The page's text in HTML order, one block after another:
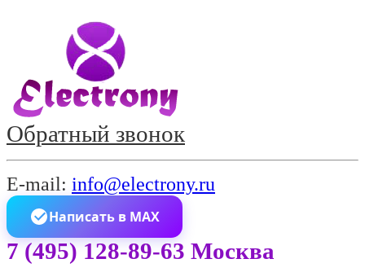
Обратный звонок
E-mail: info@electrony.ru
Написать в MAX
7 (495) 128-89-63 Москва